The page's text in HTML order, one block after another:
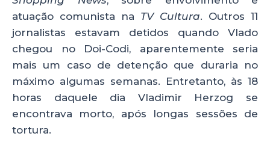
atuação comunista na TV Cultura. Outros 11
jornalistas estavam detidos quando Vlado
chegou no Doi-Codi, aparentemente seria
mais um caso de detenção que duraria no
máximo algumas semanas. Entretanto, às 18
horas daquele dia Vladimir Herzog se
encontrava morto, após longas sessões de
tortura.